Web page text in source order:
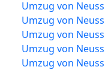
Umzug von
Umzug von
Umzug von
Umzug von
Umzug von